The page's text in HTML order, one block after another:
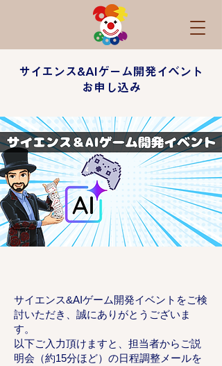
サイエンス&AIゲーム開発イベント
お申し込み
サイエンス&AIゲーム開発イベントをご検
討いただき、誠にありがとうございま
す。
以下ご入力頂けますと、担当者からご説
明会（約15分ほど）の日程調整メールを